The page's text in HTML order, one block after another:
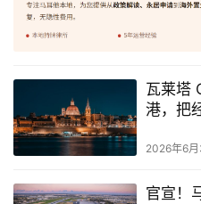
瓦莱塔
港，把
2026年6月
官宣！